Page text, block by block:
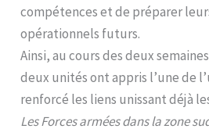
compétences et de préparer
opérationnels futurs.
Ainsi, au cours des deux
deux unités ont appris l’une de
renforcé les liens unissant déjà
Les Forces armées dans la zone